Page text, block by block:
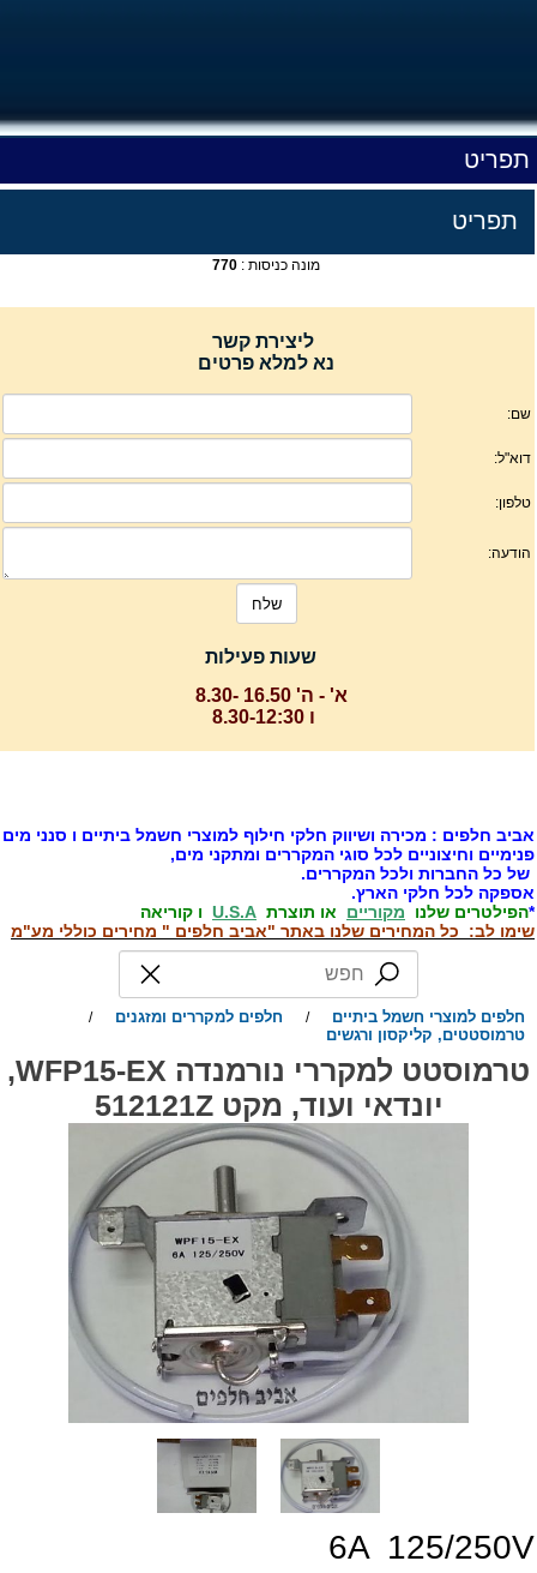
תפריט
תפריט
מונה כניסות : 770
ליצירת קשר
נא למלא פרטים
שעות פעילות
א' - ה' 16.50 -8.30
ו 8.30-12:30
חלפים : מכירה ושיווק חלקי חילוף למוצרי חשמל ביתיים ו סנני מים
וחיצוניים לכל סוגי המקררים ומתקני מים,
כל החברות ולכל המקררים.
לכל חלקי הארץ.
הפילטרים שלנו מקורייםאו תוצרת U.S.Aו קוריאה
לב: כל המחירים שלנו באתר "אביב חלפים " מחירים כוללי מע"מ
חלפים למוצרי חשמל ביתיים חלפים למקררים ומזגנים
טרמוסטטים, קליקסון ורגשים
טרמוסטט למקררי נורמנדה WFP15-EX,
יונדאי ועוד, מקט 512121Z
6A 125/